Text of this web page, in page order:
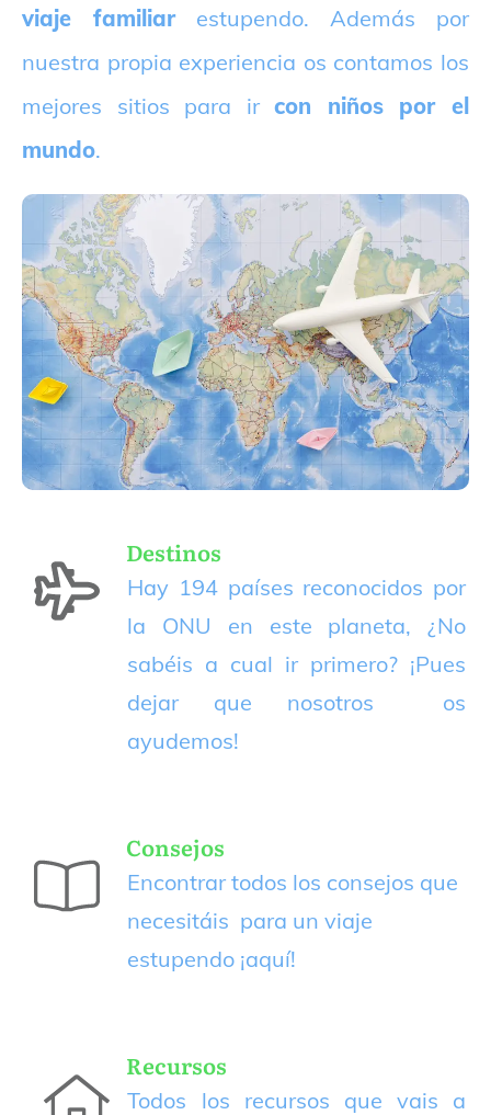
viaje familiarestupendo. Además por
nuestra propia experiencia os contamos los
mejores sitios para ircon niños por el
mundo.
Destinos
Hay 194 países reconocidos por
la ONU en este planeta, ¿No
sabéis a cual ir primero? ¡Pues
dejar que nosotros os
ayudemos!
Consejos
Encontrar todos los consejos que
necesitáis para un viaje
estupendo ¡aquí!
Recursos
Todos los recursos que vais a